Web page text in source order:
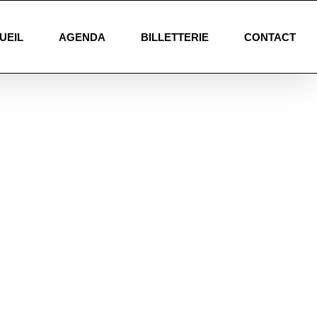
AGENDA BILLETTERIE CONTACT